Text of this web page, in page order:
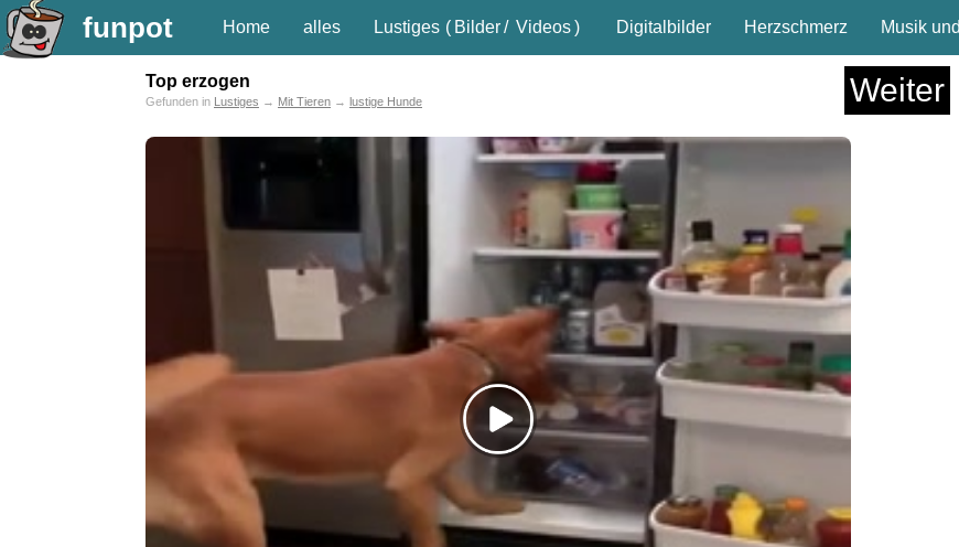
funpot Home alles Lustiges ( Bilder/ Videos) Digitalbilder Herzschmerz Musik
Top erzogen Weiter
Gefunden in Lustiges → Mit Tieren → lustige Hunde